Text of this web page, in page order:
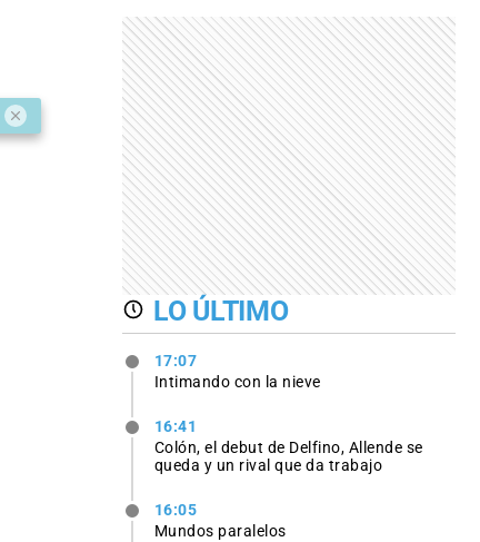
LO ÚLTIMO
17:07
Intimando con la nieve
16:41
Colón, el debut de Delfino, Allende se
queda y un rival que da trabajo
16:05
Mundos paralelos